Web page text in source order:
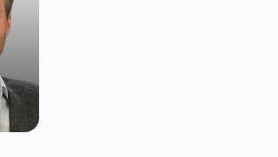
en professioneel. Hij